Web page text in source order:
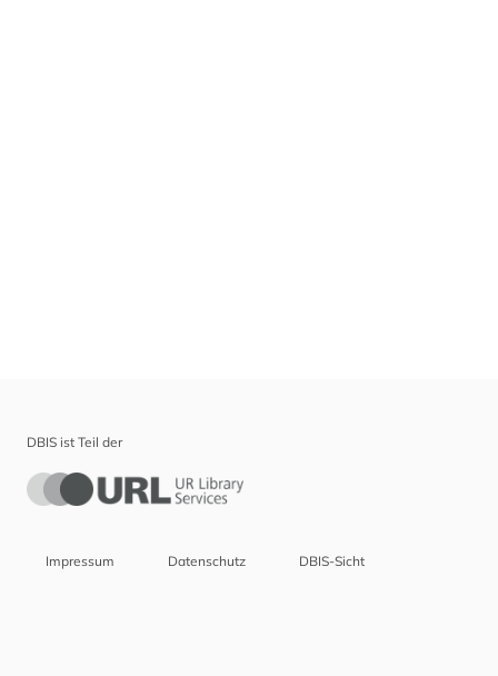
DBIS ist Teil der
Impressum Datenschutz DBIS-Sicht